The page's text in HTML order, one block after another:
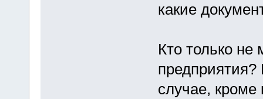
какие
Кто только не
случае,